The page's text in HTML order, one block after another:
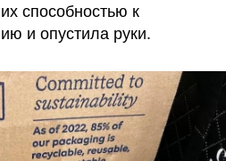
способностью к
и опустила руки.